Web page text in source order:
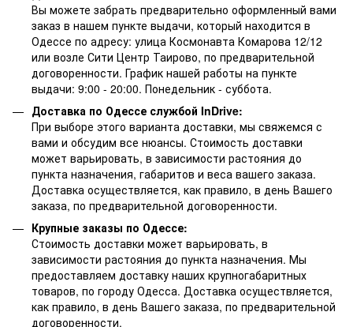
Вы можете забрать предварительно оформленный вами
заказ в нашем пункте выдачи, который находится в
Одессе по адресу: улица Космонавта Комарова 12/12
или возле Сити Центр Таирово, по предварительной
договоренности. График нашей работы на пункте
выдачи: 9:00 - 20:00. Понедельник - суббота.
Доставка по Одессе службой InDrive:
При выборе этого варианта доставки, мы свяжемся с
вами и обсудим все нюансы. Стоимость доставки
может варьировать, в зависимости растояния до
пункта назначения, габаритов и веса вашего заказа.
Доставка осуществляется, как правило, в день Вашего
заказа, по предварительной договоренности.
Крупные заказы по Одессе:
Стоимость доставки может варьировать, в
зависимости растояния до пункта назначения. Мы
предоставляем доставку наших крупногабаритных
товаров, по городу Одесса. Доставка осуществляется,
как правило, в день Вашего заказа, по предварительной
договоренности.